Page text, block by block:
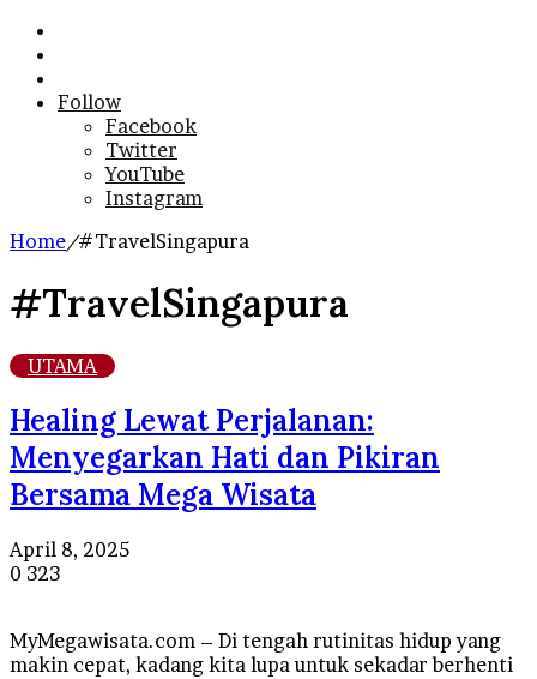
In
Follow
Facebook
Twitter
YouTube
Instagram
Home/#TravelSingapura
#TravelSingapura
UTAMA
Healing Lewat Perjalanan:
Menyegarkan Hati dan Pikiran
Bersama Mega Wisata
April 8, 2025
0 323
MyMegawisata.com – Di tengah rutinitas hidup yang
makin cepat, kadang kita lupa untuk sekadar berhenti